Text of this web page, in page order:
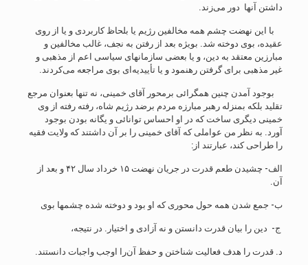
داشتن آنها دور می‌زند.
با این نهضت چشم همه مخالفین رژیم یا بلحاظ کاربردی و یا از روی
عقیده، بوی دوخته شد. بویژه بعد از رفتن به نجف، غالب مخالفین و
مبارزین معتقد به دین، و یا بعضی سازمانهای سیاسی اعم از مذهبی و
غیر مذهبی برای گرفتن رهنمود و یا تأییدیه‌ای بوی مراجعه می‌کردند.
بوجود آمدن چنین همگرائی برمحور آقای خمینی، نه تنها بعنوان مرجع
تقلید بلکه بمنزله رهبر مبارزه مردم برضد رژیم شاه، رفته رفته از وی
خمینی دیگری ساخت که در او احساس توانائی و یگانه بودن بوجود
آورد. به نظر من عواملی که آقای خمینی را بر آن داشتند که ولایت فقیه
را طراحی کند، عبارتند از:
الف- چشیدن طعم قدرت در جریان نهضت ۱۵ خرداد سال ۴۲ و بعد از
آن.
ب- جمع شدن همه حول محوری که او بود و دوخته شده چشمها بوی
ج- دین را بیان قدرت دانستن و نه آزادی و اختیار. در نتیجه،
د. قدرت را هدف فعالیت شناختن و حفظ آن‌را اوجب واجبات دانستند.